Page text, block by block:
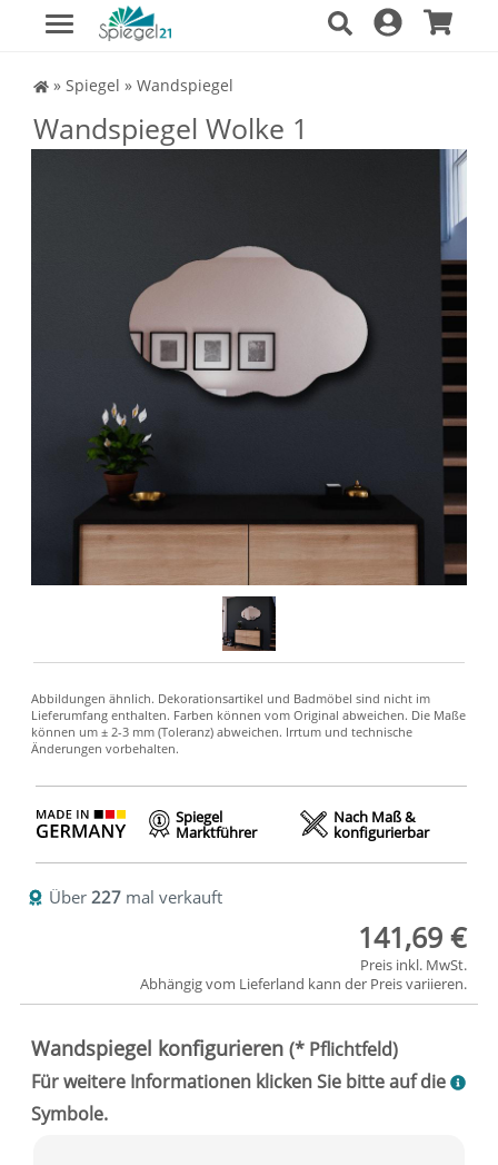
Spiegel Shop
» Spiegel » Wandspiegel
Wandspiegel Wolke 1
Spiegel
Marktführer
Nach Maß &
konfigurierbar
Über 227 mal verkauft
141,69 €
Preis inkl. MwSt.
Abhängig vom Lieferland kann der Preis variieren.